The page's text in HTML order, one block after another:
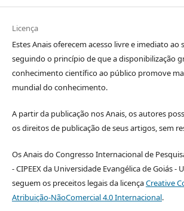
Licença
Estes Anais oferecem acesso livre e imediato ao
seguindo o princípio de que a disponibilização
conhecimento científico ao público promove
mundial do conhecimento.
A partir da publicação nos Anais, os autores
os direitos de publicação de seus artigos, sem
Os Anais do Congresso Internacional de
- CIPEEX da Universidade Evangélica de Goiás -
seguem os preceitos legais da licençaCreative
Atribuição-NãoComercial 4.0 Internacional.